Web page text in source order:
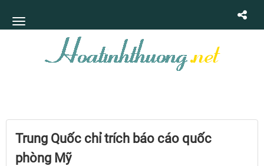
Trung Quốc chỉ trích báo cáo quốc
phòng Mỹ